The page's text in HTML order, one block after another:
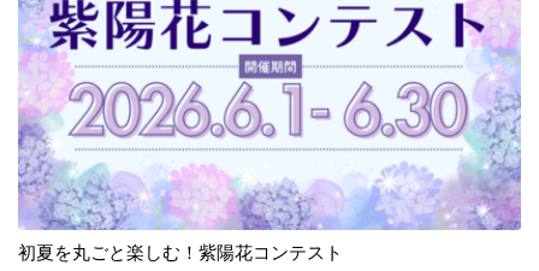
初夏を丸ごと楽しむ！紫陽花コンテスト